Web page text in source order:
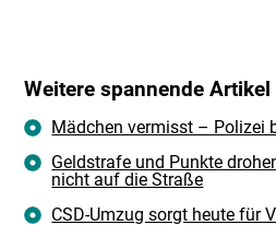
Weitere spannende Artikel
Mädchen vermisst – Polizei
Geldstrafe und Punkte
nicht auf die Straße
CSD-Umzug sorgt heute für